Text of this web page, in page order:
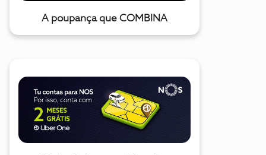
A poupança que COMBINA